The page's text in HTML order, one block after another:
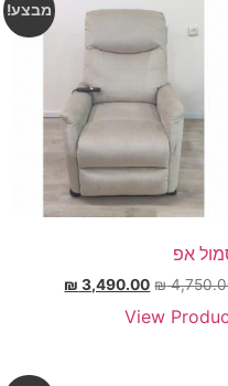
מבצע!
אפ
₪
₪ 3,490.00
View